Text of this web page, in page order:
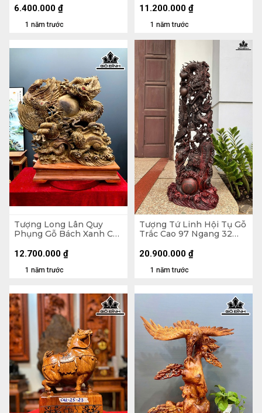
1 năm trước
6.400.000 ₫
1 năm trước
11.200.000 ₫
Tượng Long Lân Quy
Phụng Gỗ Bách Xanh Cao
1 năm trước
12.700.000 ₫
Tượng Tứ Linh Hội Tụ Gỗ
Trắc Cao 97 Ngang 32
1 năm trước
20.900.000 ₫